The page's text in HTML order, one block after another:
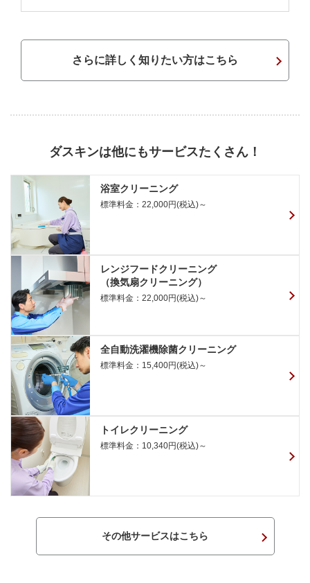
さらに詳しく知りたい方はこちら
ダスキンは他にもサービスたくさん！
浴室クリーニング
標準料金：22,000円(税込)～
レンジフードクリーニング
（換気扇クリーニング）
標準料金：22,000円(税込)～
全自動洗濯機除菌クリーニング
標準料金：15,400円(税込)～
トイレクリーニング
標準料金：10,340円(税込)～
その他サービスはこちら